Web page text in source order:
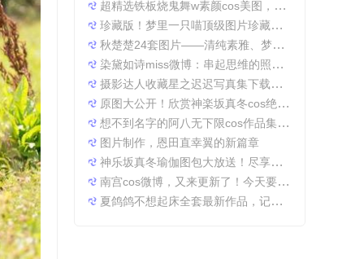
超精选铁板烧鬼舞w素颜cos美图，一定不会让你失望
珍藏版！梦里一只喵顶级图片珍藏套装。
秋楚楚24套图片——清纯素雅、梦幻唯美，成就一张张经典美图。
染黛如诗miss微博：串起思维的照片收集
摄影达人收藏星之迟迟写真集下载，原图分享带来无限想象空间。
原图大公开！欣赏神楽坂真冬cos绝対服従的高清细节
想不到名字的阿八无下限cos作品集锦，带你领略不一般的角色扮演魅力
图片制作，恩田直幸翼的新篇章
神乐坂真冬瑜伽图包大放送！尽享原图精粹
南宫cos微博，又来更新了！今天要分享一些特别的东西哦。
夏鸽鸽不想起床全套最新作品，记录最美时光。